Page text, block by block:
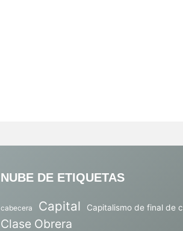
NUBE DE ETIQUETAS
cabecera Capital Capitalismo de final de
Clase Obrera